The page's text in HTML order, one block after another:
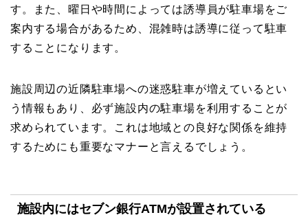
す。また、曜日や時間によっては誘導員が駐車場をご
案内する場合があるため、混雑時は誘導に従って駐車
することになります。
施設周辺の近隣駐車場への迷惑駐車が増えているとい
う情報もあり、必ず施設内の駐車場を利用することが
求められています。これは地域との良好な関係を維持
するためにも重要なマナーと言えるでしょう。
施設内にはセブン銀行ATMが設置されている